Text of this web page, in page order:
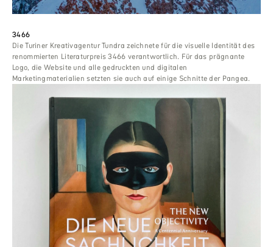
3466
Die Turiner Kreativagentur Tundra zeichnete für die visuelle Identität des
renommierten Literaturpreis 3466 verantwortlich. Für das prägnante
Logo, die Website und alle gedruckten und digitalen
Marketingmaterialien setzten sie auch auf einige Schnitte der Pangea.